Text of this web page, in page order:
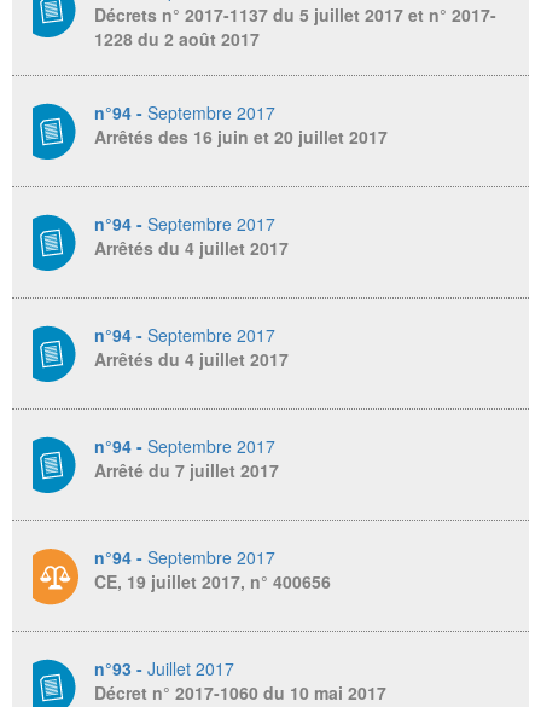
Décrets n° 2017-1137 du 5 juillet 2017 et n° 2017-
1228 du 2 août 2017
n°94 - Septembre 2017
Arrêtés des 16 juin et 20 juillet 2017
n°94 - Septembre 2017
Arrêtés du 4 juillet 2017
n°94 - Septembre 2017
Arrêtés du 4 juillet 2017
n°94 - Septembre 2017
Arrêté du 7 juillet 2017
n°94 - Septembre 2017
CE, 19 juillet 2017, n° 400656
n°93 - Juillet 2017
Décret n° 2017-1060 du 10 mai 2017